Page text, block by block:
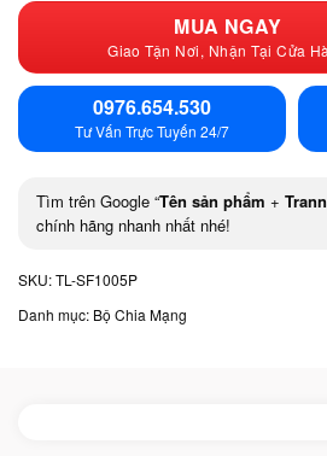
MUA NGAY
Giao Tận Nơi, Nhận Tại Cửa
0976.654.530
Tư Vấn Trực Tuyến 24/7
Tìm trên Google “Tên sản phẩm +
chính hãng nhanh nhất nhé!
SKU:TL-SF1005P
Danh mục: Bộ Chia Mạng